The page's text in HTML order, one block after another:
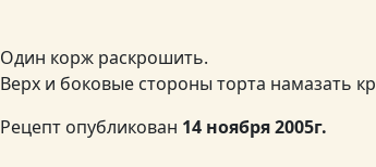
Один корж раскрошить.
Верх и боковые стороны торта намазать
Рецепт опубликован 14 ноября 2005г.